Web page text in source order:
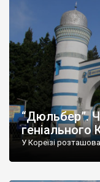
“Дюльбер”.
геніального
У Кореїзі